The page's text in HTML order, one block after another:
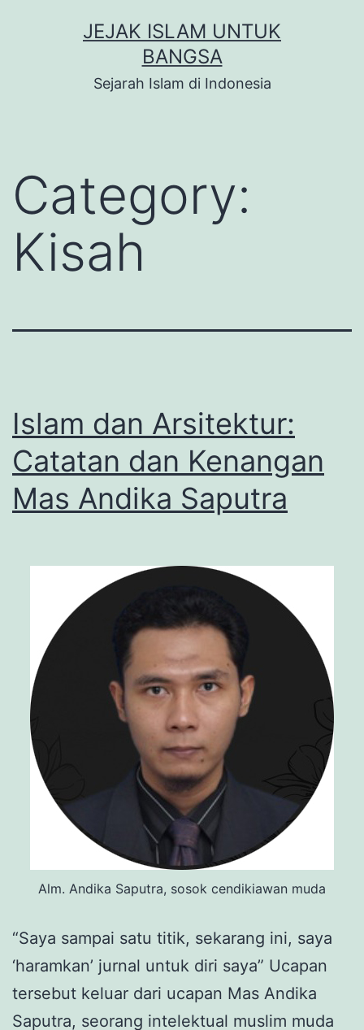
JEJAK ISLAM UNTUK
BANGSA
Sejarah Islam di Indonesia
Category:
Kisah
Islam dan Arsitektur:
Catatan dan Kenangan
Mas Andika Saputra
Alm. Andika Saputra, sosok cendikiawan muda
“Saya sampai satu titik, sekarang ini, saya
‘haramkan’ jurnal untuk diri saya” Ucapan
tersebut keluar dari ucapan Mas Andika
Saputra, seorang intelektual muslim muda